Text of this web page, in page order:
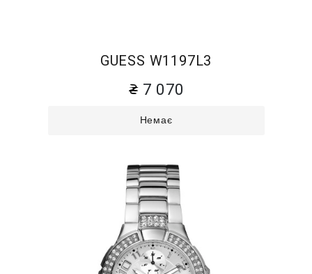
GUESS W1197L3
7 070
Немає